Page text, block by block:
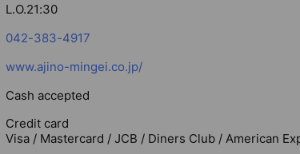
L.O.21:30
042-383-4917
www.ajino-mingei.co.jp/
Cash accepted
Credit card
Visa / Mastercard / JCB / Diners Club / American